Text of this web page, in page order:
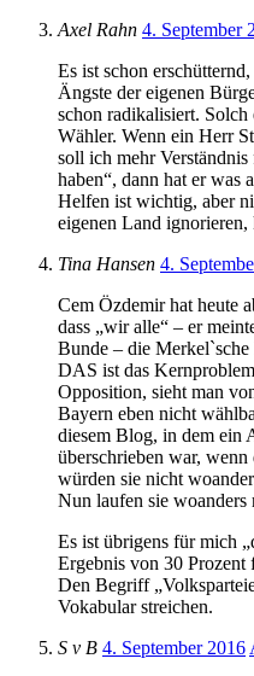
Axel Rahn 4. September
Es ist schon
Ängste der eigenen
schon radikalisiert.
Wähler. Wenn ein Herr
soll ich mehr
haben“, dann hat er was
Helfen ist wichtig, aber
eigenen Land ignorieren,
Tina Hansen 4.
Cem Özdemir hat heute
dass „wir alle“ – er
Bunde – die
DAS ist das
Opposition, sieht man
Bayern eben nicht
diesem Blog, in dem ein
überschrieben war,
würden sie nicht
Nun laufen sie woanders
Es ist übrigens für mich
Ergebnis von 30 Prozent
Den Begriff
Vokabular streichen.
S v B 4. September 2016